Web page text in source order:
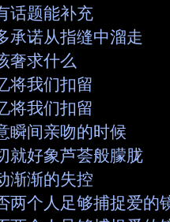
话题能补充
承诺从指缝中溜走
奢求什么
将我们扣留
将我们扣留
瞬间亲吻的时候
就好象芦荟般朦胧
渐渐的失控
两个人足够捕捉爱的